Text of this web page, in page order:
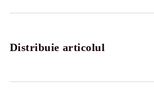
Distribuie articolul